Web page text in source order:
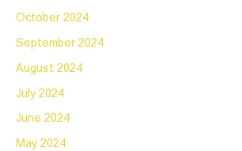
October 2024
September 2024
August 2024
July 2024
June 2024
May 2024